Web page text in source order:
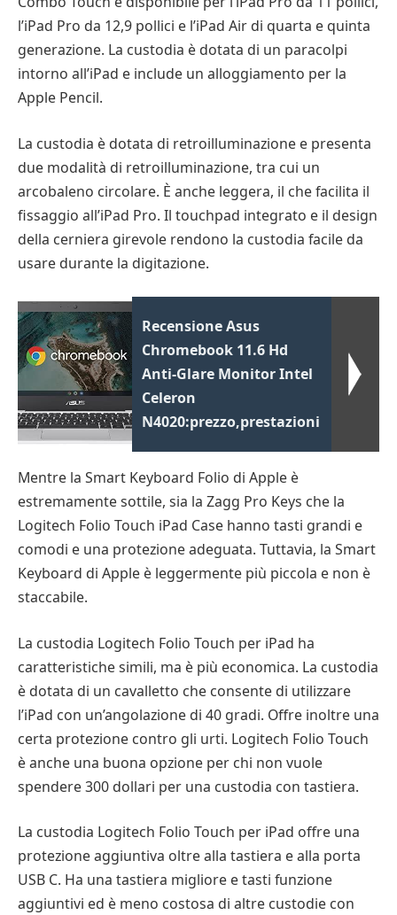
l’iPad Pro da 12,9 pollici e l’iPad Air di quarta e quinta
generazione. La custodia è dotata di un paracolpi
intorno all’iPad e include un alloggiamento per la
Apple Pencil.
La custodia è dotata di retroilluminazione e presenta
due modalità di retroilluminazione, tra cui un
arcobaleno circolare. È anche leggera, il che facilita il
fissaggio all’iPad Pro. Il touchpad integrato e il design
della cerniera girevole rendono la custodia facile da
usare durante la digitazione.
Recensione Asus
Chromebook 11.6 Hd
Anti-Glare Monitor Intel
Celeron
N4020:prezzo,prestazioni
Mentre la Smart Keyboard Folio di Apple è
estremamente sottile, sia la Zagg Pro Keys che la
Logitech Folio Touch iPad Case hanno tasti grandi e
comodi e una protezione adeguata. Tuttavia, la Smart
Keyboard di Apple è leggermente più piccola e non è
staccabile.
La custodia Logitech Folio Touch per iPad ha
caratteristiche simili, ma è più economica. La custodia
è dotata di un cavalletto che consente di utilizzare
l’iPad con un’angolazione di 40 gradi. Offre inoltre una
certa protezione contro gli urti. Logitech Folio Touch
è anche una buona opzione per chi non vuole
spendere 300 dollari per una custodia con tastiera.
La custodia Logitech Folio Touch per iPad offre una
protezione aggiuntiva oltre alla tastiera e alla porta
USB C. Ha una tastiera migliore e tasti funzione
aggiuntivi ed è meno costosa di altre custodie con